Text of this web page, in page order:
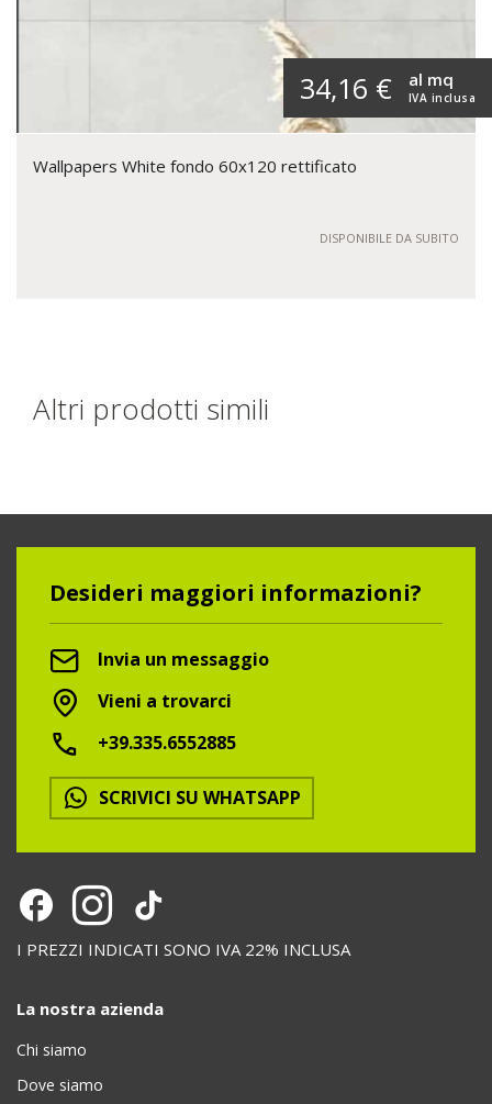
34,16 € IVA inclusa
al mq
Wallpapers White fondo 60x120 rettificato
DISPONIBILE DA SUBITO
Altri prodotti simili
Desideri maggiori informazioni?
Invia un messaggio
Vieni a trovarci
+39.335.6552885
SCRIVICI SU WHATSAPP
I PREZZI INDICATI SONO IVA 22% INCLUSA
La nostra azienda
Chi siamo
Dove siamo